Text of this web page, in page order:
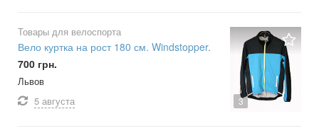
3
Товары для велоспорта
Вело куртка на рост 180 см. Windstopper.
700 грн.
Львов
5 августа